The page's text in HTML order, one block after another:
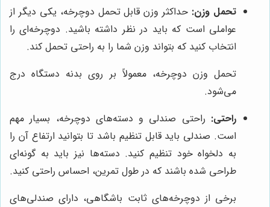
تحمل وزن: حداکثر وزن قابل تحمل دوچرخه، یکی دیگر از
عواملی است که باید در نظر داشته باشید. دوچرخه‌ای را
انتخاب کنید که بتواند وزن شما را به راحتی تحمل کند.
تحمل وزن دوچرخه، معمولاً بر روی بدنه دستگاه درج
می‌شود.
راحتی: راحتی صندلی و دسته‌های دوچرخه، بسیار مهم
است. صندلی باید قابل تنظیم باشد تا بتوانید ارتفاع آن را
به دلخواه خود تنظیم کنید. دسته‌ها نیز باید به گونه‌ای
طراحی شده باشند که در طول تمرین، احساس راحتی کنید.
برخی از دوچرخه‌های ثابت باشگاهی، دارای صندلی‌های